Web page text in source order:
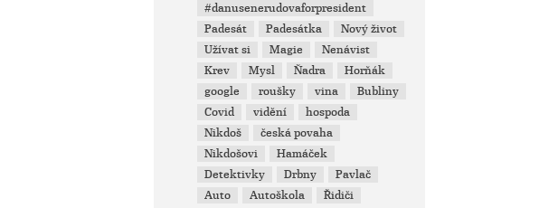
#danusenerudovaforpresident
Padesát
Padesátka
Nový život
Užívat si
Magie
Nenávist
Krev
Mysl Ňadra
Horňák
google
roušky vina
Bubliny
Covid
vidění
hospoda
Nikdoš
česká povaha
Nikdošovi
Hamáček
Detektivky
Drbny
Pavlač
Auto
Autoškola
Řidiči